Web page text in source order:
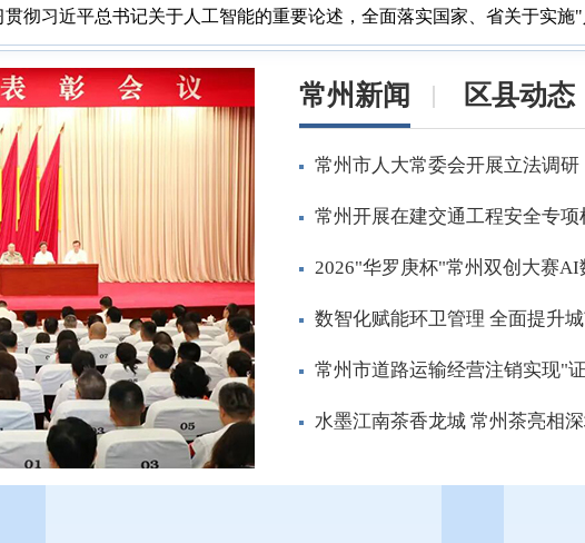
彻习近平总书记关于人工智能的重要论述，全面落实国家、省关于实施
常州新闻 区县动态
常州市人大常委会开展立法调研
常州开展在建交通工程安全专项
2026"华罗庚杯"常州双创大赛AI
数智化赋能环卫管理 全面提升
常州市道路运输经营注销实现"
水墨江南茶香龙城 常州茶亮相